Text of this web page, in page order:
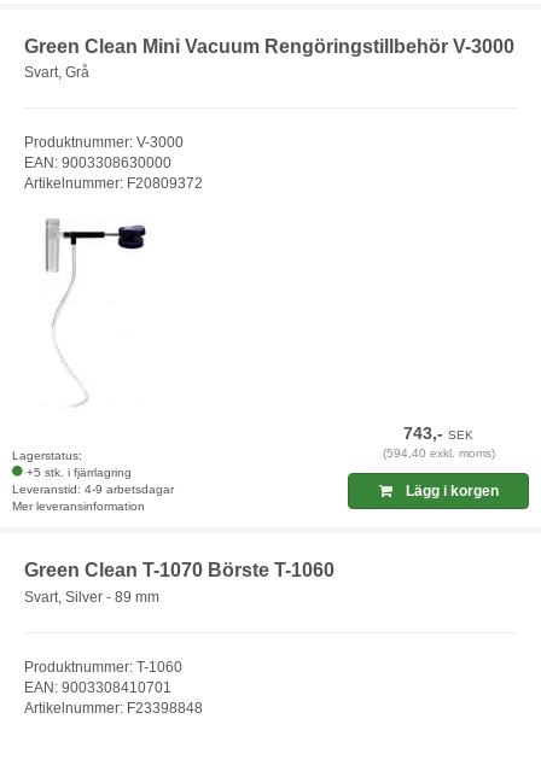
Green Clean Mini Vacuum Rengöringstillbehör V-3000
Svart, Grå
Produktnummer: V-3000
EAN: 9003308630000
Artikelnummer: F20809372
Lagerstatus:
+5 stk. i fjärrlagring
Leveranstid: 4-9 arbetsdagar
Mer leveransinformation
743,-SEK
(594,40 exkl. moms)
Lägg i korgen
Green Clean T-1070 Börste T-1060
Svart, Silver - 89 mm
Produktnummer: T-1060
EAN: 9003308410701
Artikelnummer: F23398848